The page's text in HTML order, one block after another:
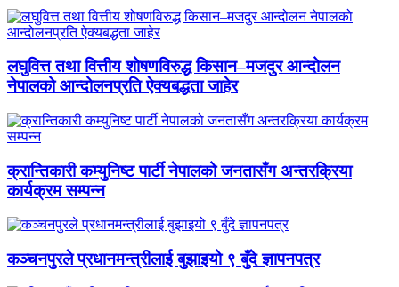
लघुवित्त तथा वित्तीय शोषणविरुद्ध किसान–मजदुर आन्दोलन
नेपालको आन्दोलनप्रति ऐक्यबद्धता जाहेर
क्रान्तिकारी कम्युनिष्ट पार्टी नेपालको जनतासँग अन्तरक्रिया
कार्यक्रम सम्पन्न
कञ्चनपुरले प्रधानमन्त्रीलाई बुझाइयो ९ बुँदे ज्ञापनपत्र